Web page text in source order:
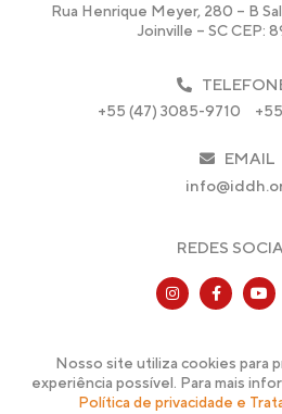
Rua Henrique Meyer, 280 – B
Joinville – SC CEP:
+55 (47) 3085-9710
EMAIL
REDES
Nosso site utiliza cookies para
experiência possível. Para mais
Política de privacidade e